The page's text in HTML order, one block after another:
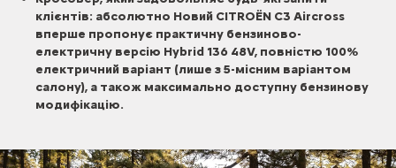
клієнтів: абсолютно Новий CITROЁN C3 Aircross
вперше пропонує практичну бензиново-
електричну версію Hybrid 136 48V, повністю 100%
електричний варіант (лише з 5-місним варіантом
салону), а також максимально доступну бензинову
модифікацію.